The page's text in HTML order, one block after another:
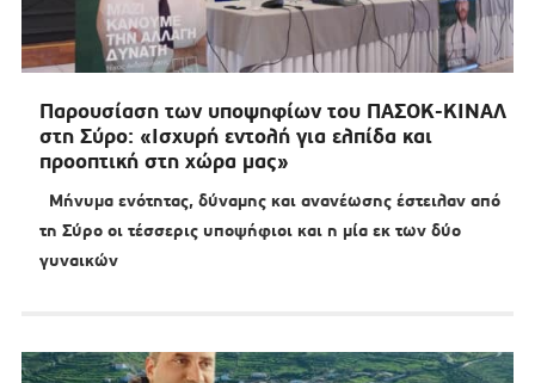
Παρουσίαση των υποψηφίων του ΠΑΣΟΚ-ΚΙΝΑΛ
στη Σύρο: «Ισχυρή εντολή για ελπίδα και
προοπτική στη χώρα μας»
Μήνυμα ενότητας, δύναμης και ανανέωσης έστειλαν από
τη Σύρο οι τέσσερις υποψήφιοι και η μία εκ των δύο
γυναικών